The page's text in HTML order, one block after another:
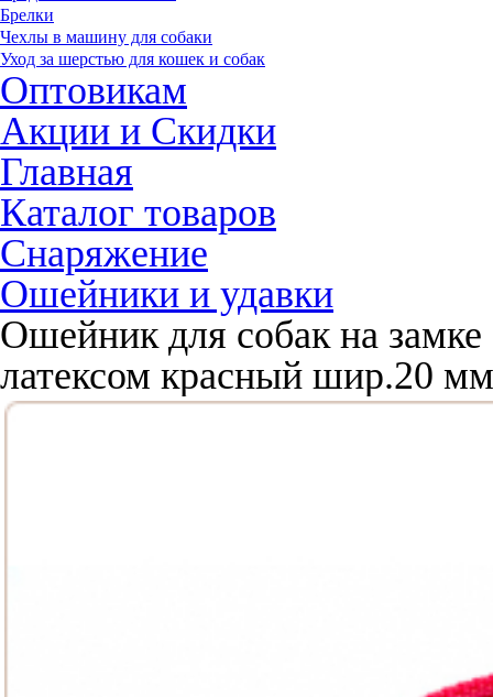
Брелки
Чехлы в машину для собаки
Уход за шерстью для кошек и собак
Оптовикам
Акции и Скидки
Главная
Каталог товаров
Снаряжение
Ошейники и удавки
Ошейник для собак на замке
латексом красный шир.20 мм